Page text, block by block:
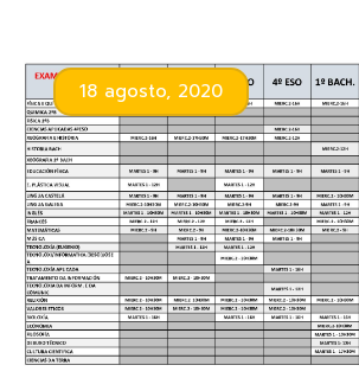
18 agosto, 2020